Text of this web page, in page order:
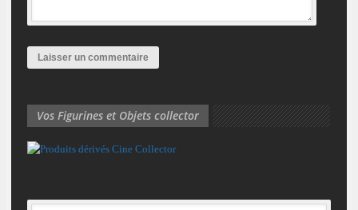
Vos Figurines et Objets collector